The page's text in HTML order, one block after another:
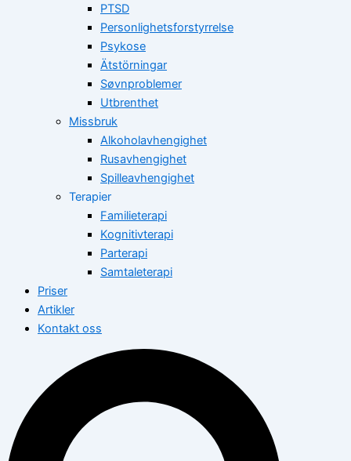
PTSD
Personlighetsforstyrrelse
Psykose
Ätstörningar
Søvnproblemer
Utbrenthet
Missbruk
Alkoholavhengighet
Rusavhengighet
Spilleavhengighet
Terapier
Familieterapi
Kognitivterapi
Parterapi
Samtaleterapi
Priser
Artikler
Kontakt oss